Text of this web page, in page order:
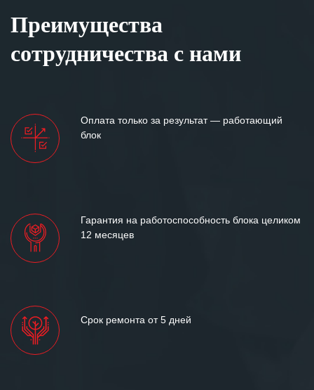
Преимущества
сотрудничества с нами
Оплата только за результат — работающий
блок
Гарантия на работоспособность блока целиком
12 месяцев
Срок ремонта от 5 дней